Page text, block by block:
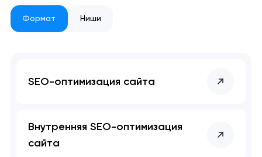
Формат Ниши
SEO-оптимизация сайта
Внутренняя SEO-оптимизация
сайта